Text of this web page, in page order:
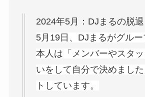
2024年5月：DJまるの脱退
5月19日、DJまるがグルー
本人は「メンバーやスタ
いをして自分で決めまし
トしています。